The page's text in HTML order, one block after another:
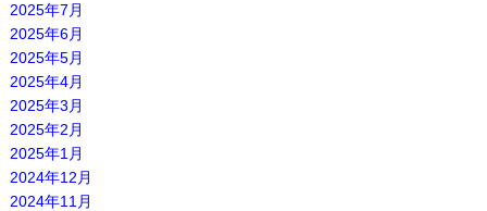
2025年7月
2025年6月
2025年5月
2025年4月
2025年3月
2025年2月
2025年1月
2024年12月
2024年11月